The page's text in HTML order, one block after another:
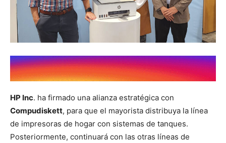
HP Inc. ha firmado una alianza estratégica con
Compudiskett, para que el mayorista distribuya la línea
de impresoras de hogar con sistemas de tanques.
Posteriormente, continuará con las otras líneas de